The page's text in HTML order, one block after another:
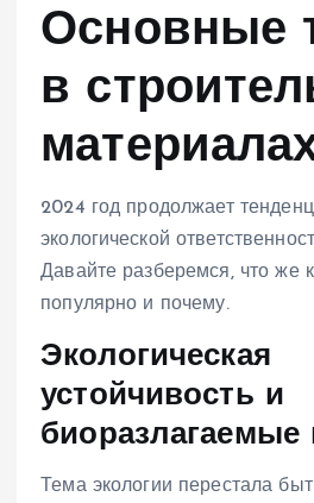
Основные
в
2024 год продолжает
экологической
Давайте разберемся, что же
популярно и почему.
Экологическая
устойчивость и
Тема экологии перестала